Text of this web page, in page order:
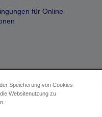
für Online-
Speicherung von Cookies
Websitenutzung zu